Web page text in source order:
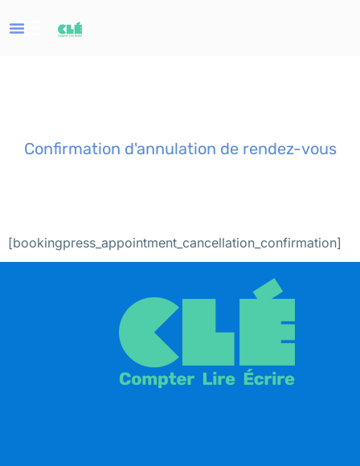
Confirmation d'annulation de rendez-vous
[bookingpress_appointment_cancellation_confirmation]